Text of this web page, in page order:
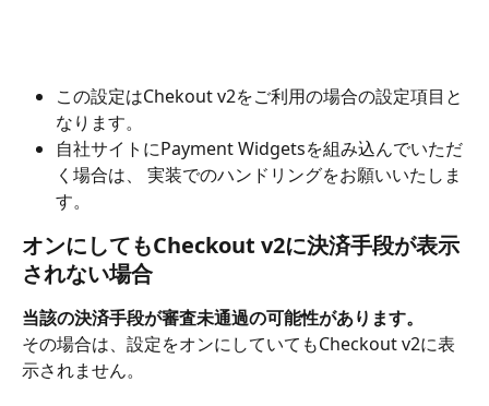
この設定はChekout v2をご利用の場合の設定項目と
なります。
自社サイトにPayment Widgetsを組み込んでいただ
く場合は、 実装でのハンドリングをお願いいたしま
す。
オンにしてもCheckout v2に決済手段が表示
されない場合
当該の決済手段が審査未通過の可能性があります。
その場合は、設定をオンにしていてもCheckout v2に表
示されません。